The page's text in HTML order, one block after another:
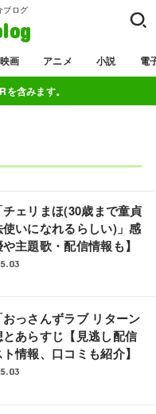
ブログ
画 アニメ 小説 電
含みます。
ェリまほ(30歳まで童貞
いになれるらしい)」感
主題歌・配信情報も】
おっさんずラブ リターン
あらすじ【見逃し配信
情報、口コミも紹介】